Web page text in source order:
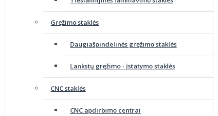
Gręžimo staklės
Daugiašpindelinės gręžimo staklės
Lankstų gręžimo - įstatymo staklės
CNC staklės
CNC apdirbimo centrai